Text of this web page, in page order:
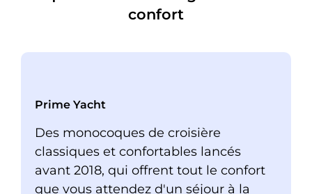
confort
Prime Yacht
Des monocoques de croisière
classiques et confortables lancés
avant 2018, qui offrent tout le confort
que vous attendez d'un séjour à la